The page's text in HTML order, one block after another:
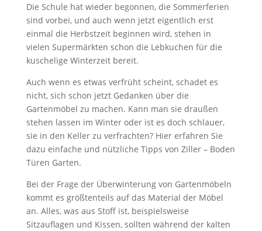
Die Schule hat wieder begonnen, die Sommerferien
sind vorbei, und auch wenn jetzt eigentlich erst
einmal die Herbstzeit beginnen wird, stehen in
vielen Supermärkten schon die Lebkuchen für die
kuschelige Winterzeit bereit.
Auch wenn es etwas verfrüht scheint, schadet es
nicht, sich schon jetzt Gedanken über die
Gartenmöbel zu machen. Kann man sie draußen
stehen lassen im Winter oder ist es doch schlauer,
sie in den Keller zu verfrachten? Hier erfahren Sie
dazu einfache und nützliche Tipps von Ziller – Boden
Türen Garten.
Bei der Frage der Überwinterung von Gartenmöbeln
kommt es größtenteils auf das Material der Möbel
an. Alles, was aus Stoff ist, beispielsweise
Sitzauflagen und Kissen, sollten während der kalten